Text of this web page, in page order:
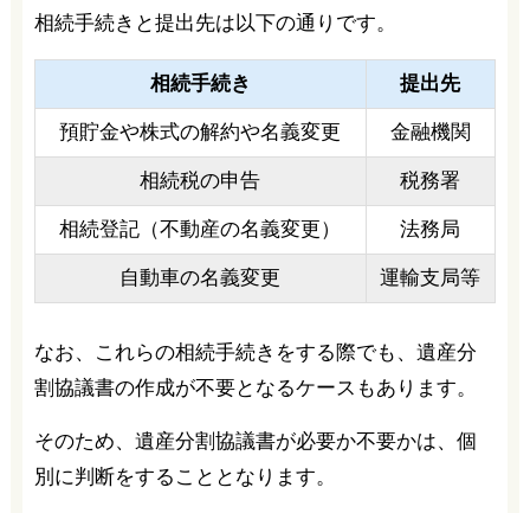
相続手続きと提出先は以下の通りです。
相続手続き 提出先
預貯金や株式の解約や名義変更 金融機関
相続税の申告 税務署
相続登記（不動産の名義変更） 法務局
自動車の名義変更 運輸支局等
なお、これらの相続手続きをする際でも、遺産分
割協議書の作成が不要となるケースもあります。
そのため、遺産分割協議書が必要か不要かは、個
別に判断をすることとなります。